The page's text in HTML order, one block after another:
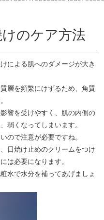
のケア方法
による肌へのダメージが大き
層を頻繁にけずるため、角質
響を受けやすく、肌の内側の
弱くなってしまいます。
ので注意が必要ですね。
日焼け止めのクリームをつけ
は必要になります。
水で水分を補ってあげましょ